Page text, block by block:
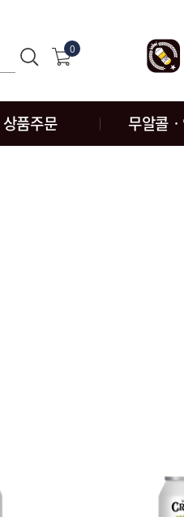
0
상품주문 무알콜